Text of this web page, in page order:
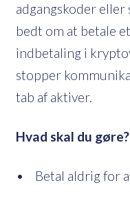
adgangskoder
bedt om at betale
indbetaling i
stopper
tab af aktiver.
Hvad skal du gøre?
• Betal aldrig for